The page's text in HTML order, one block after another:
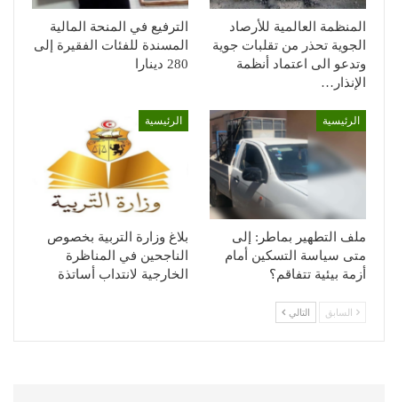
المنظمة العالمية للأرصاد
الجوية تحذر من تقلبات جوية
وتدعو الى اعتماد أنظمة
الإنذار…
الترفيع في المنحة المالية
المسندة للفئات الفقيرة إلى
280 دينارا
الرئيسية
ملف التطهير بماطر: إلى
متى سياسة التسكين أمام
أزمة بيئية تتفاقم؟
الرئيسية
بلاغ وزارة التربية بخصوص
الناجحين في المناظرة
الخارجية لانتداب أساتذة
السابق التالي